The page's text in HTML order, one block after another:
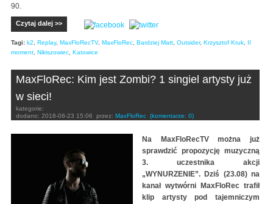
90.
Czytaj dalej >>
Tagi: k2 Replay, MaxFloRecTV, MaxFloRec Bardziej Matt Outsider, Krzysztof Kruk
II
moment Nikiszowiec Katowice
MaxFloRec: Kim jest Zombi? 1 singiel artysty już
w sieci!
kategorie:
dodano: 2018-08-23 15:06 przez: MaxFloRec (komentarze: 0)
Na MaxFloRecTV można już
sprawdzić propozycję muzyczną
3. uczestnika akcji
„WYNURZENIE”. Dziś (23.08) na
kanał wytwórni MaxFloRec trafił
klip artysty pod tajemniczym